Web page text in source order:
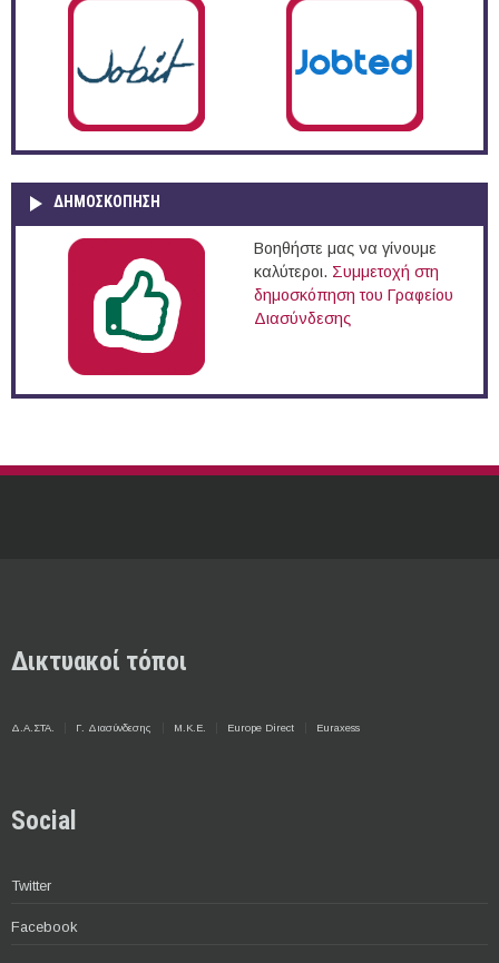
ΔΗΜΟΣΚΌΠΗΣΗ
Βοηθήστε μας να γίνουμε
καλύτεροι. Συμμετοχή στη
δημοσκόπηση του Γραφείου
Διασύνδεσης
Δικτυακοί τόποι
Δ.Α.ΣΤΑ. Γ. Διασύνδεσης Μ.Κ.Ε. Europe Direct Euraxess
Social
Twitter
Facebook